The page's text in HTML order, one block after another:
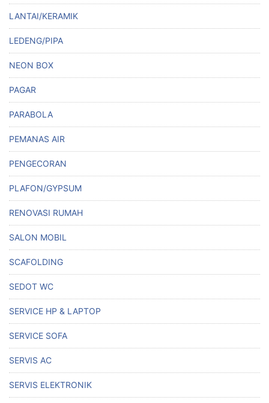
LANTAI/KERAMIK
LEDENG/PIPA
NEON BOX
PAGAR
PARABOLA
PEMANAS AIR
PENGECORAN
PLAFON/GYPSUM
RENOVASI RUMAH
SALON MOBIL
SCAFOLDING
SEDOT WC
SERVICE HP & LAPTOP
SERVICE SOFA
SERVIS AC
SERVIS ELEKTRONIK